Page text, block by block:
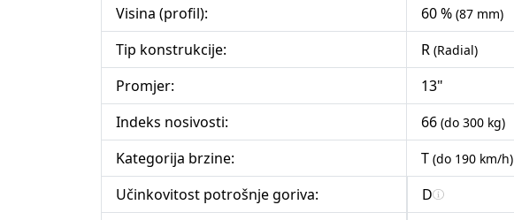
Visina (profil):
60 % (87 mm)
Tip konstrukcije: R (Radial)
Promjer:
13"
Indeks nosivosti:
66 (do 300 kg)
Kategorija brzine: T (do 190 km/h)
Učinkovitost potrošnje goriva:
D